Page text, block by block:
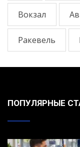
Вокзал Ав
Ракевель
ПОПУЛЯРНЫЕ